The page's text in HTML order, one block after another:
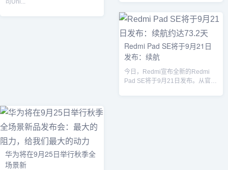
司Uni...
Redmi Pad SE将于9月21日
发布：续航
今日，Redmi宣布全新的Redmi
Pad SE将于9月21日发布。从官方
华为将在9月25日举行秋季全
场景新